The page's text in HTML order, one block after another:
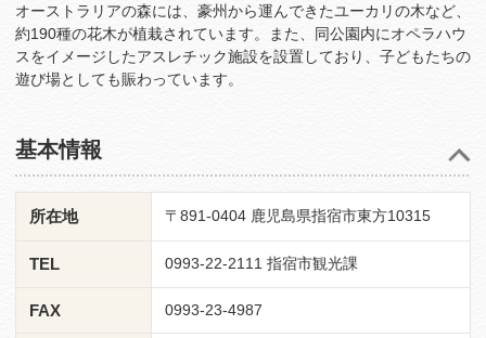
オーストラリアの森には、豪州から運んできたユーカリの木など、
約190種の花木が植栽されています。また、同公園内にオペラハウ
スをイメージしたアスレチック施設を設置しており、子どもたちの
遊び場としても賑わっています。
基本情報
所在地 〒891-0404 鹿児島県指宿市東方10315
TEL 0993-22-2111 指宿市観光課
FAX 0993-23-4987